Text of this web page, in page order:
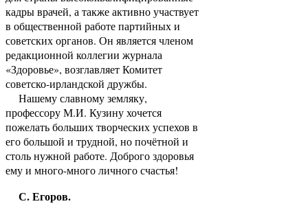
кадры врачей, а также активно участвует
в общественной работе партийных и
советских органов. Он является членом
редакционной коллегии журнала
«Здоровье», возглавляет Комитет
советско-ирландской дружбы.
Нашему славному земляку,
профессору М.И. Кузину хочется
пожелать больших творческих успехов в
его большой и трудной, но почётной и
столь нужной работе. Доброго здоровья
ему и много-много личного счастья!
С. Егоров.